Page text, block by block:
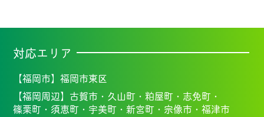
対応エリア
【福岡市】福岡市東区
【福岡周辺】 古賀市・ 久山町・粕屋町・ 志免町・
篠栗町・ 須恵町・ 宇美町・新宮町・ 宗像市・福津市